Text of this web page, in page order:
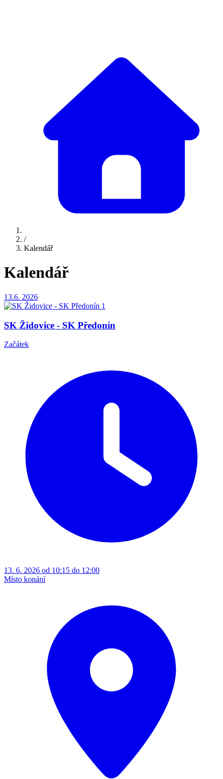
/
Kalendář
Kalendář
13.6. 2026
SK Židovice - SK Předonín
Začátek
13. 6. 2026 od 10:15 do 12:00
Místo konání